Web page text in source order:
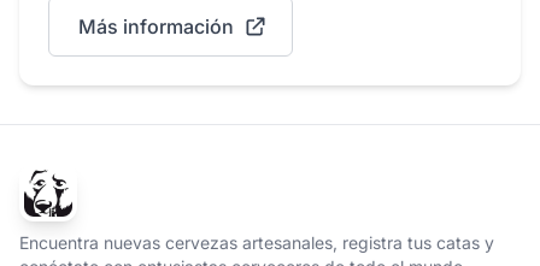
Más información
Encuentra nuevas cervezas artesanales, registra tus catas y